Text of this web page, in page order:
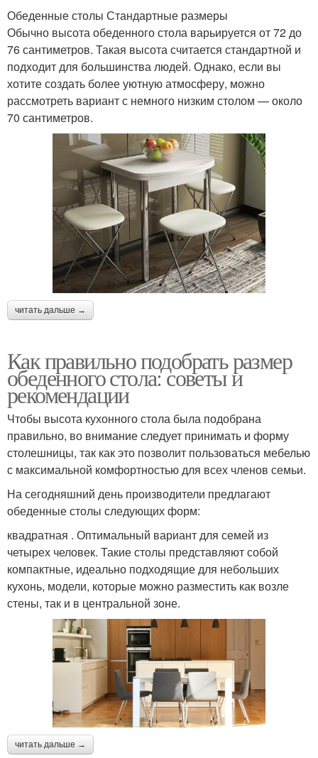
Обеденные столы Стандартные размеры
Обычно высота обеденного стола варьируется от 72 до
76 сантиметров. Такая высота считается стандартной и
подходит для большинства людей. Однако, если вы
хотите создать более уютную атмосферу, можно
рассмотреть вариант с немного низким столом — около
70 сантиметров.
читать дальше →
Как правильно подобрать размер
обеденного стола: советы и
рекомендации
Чтобы высота кухонного стола была подобрана
правильно, во внимание следует принимать и форму
столешницы, так как это позволит пользоваться мебелью
с максимальной комфортностью для всех членов семьи.
На сегодняшний день производители предлагают
обеденные столы следующих форм:
квадратная . Оптимальный вариант для семей из
четырех человек. Такие столы представляют собой
компактные, идеально подходящие для небольших
кухонь, модели, которые можно разместить как возле
стены, так и в центральной зоне.
читать дальше →